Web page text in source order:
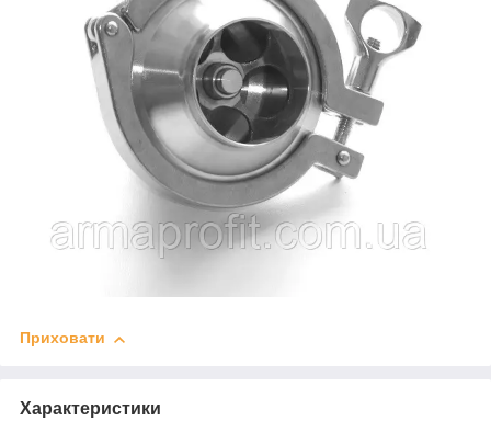
Приховати
Характеристики